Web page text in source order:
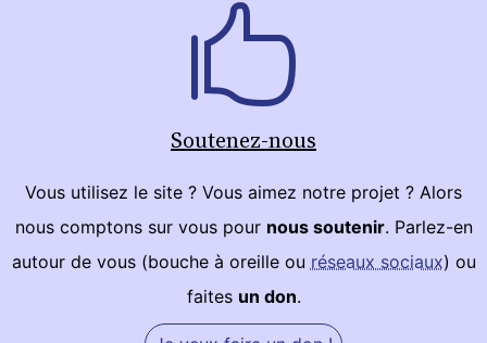
Soutenez-nous
Vous utilisez le site ? Vous aimez notre projet ? Alors
nous comptons sur vous pour nous soutenir. Parlez-en
autour de vous (bouche à oreille ou réseaux sociaux) ou
faites un don.